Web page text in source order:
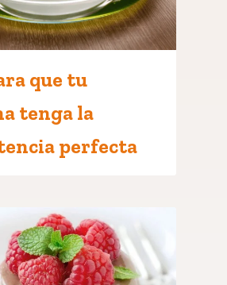
que tu
tenga la
perfecta